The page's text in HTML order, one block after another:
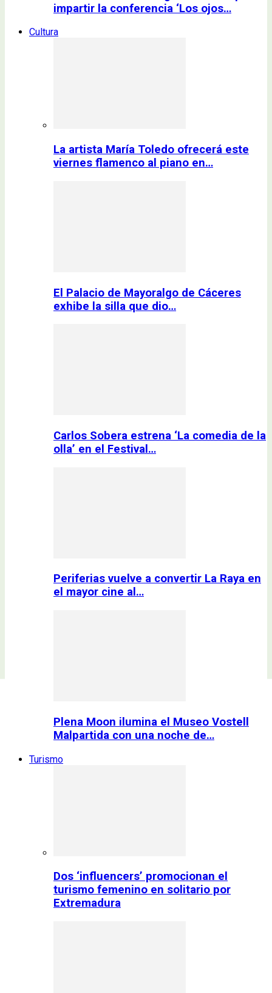
impartir la conferencia ‘Los ojos…
Cultura
La artista María Toledo ofrecerá este
viernes flamenco al piano en…
El Palacio de Mayoralgo de Cáceres
exhibe la silla que dio…
Carlos Sobera estrena ‘La comedia de la
olla’ en el Festival…
Periferias vuelve a convertir La Raya en
el mayor cine al…
Plena Moon ilumina el Museo Vostell
Malpartida con una noche de…
Turismo
Dos ‘influencers’ promocionan el
turismo femenino en solitario por
Extremadura